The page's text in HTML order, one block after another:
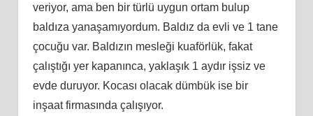
veriyor, ama ben bir türlü uygun ortam bulup
baldıza yanaşamıyordum. Baldız da evli ve 1 tane
çocuğu var. Baldızın mesleği kuaförlük, fakat
çalıştığı yer kapanınca, yaklaşık 1 aydır işsiz ve
evde duruyor. Kocası olacak dümbük ise bir
inşaat firmasında çalışıyor.